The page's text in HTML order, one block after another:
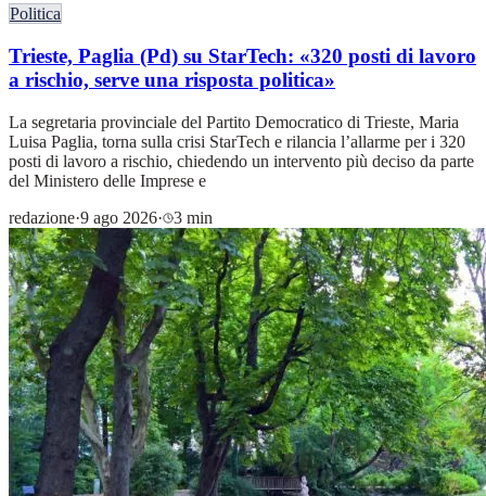
Politica
Trieste, Paglia (Pd) su StarTech: «320 posti di lavoro
a rischio, serve una risposta politica»
La segretaria provinciale del Partito Democratico di Trieste, Maria
Luisa Paglia, torna sulla crisi StarTech e rilancia l’allarme per i 320
posti di lavoro a rischio, chiedendo un intervento più deciso da parte
del Ministero delle Imprese e
redazione·9 ago 2026· 3 min